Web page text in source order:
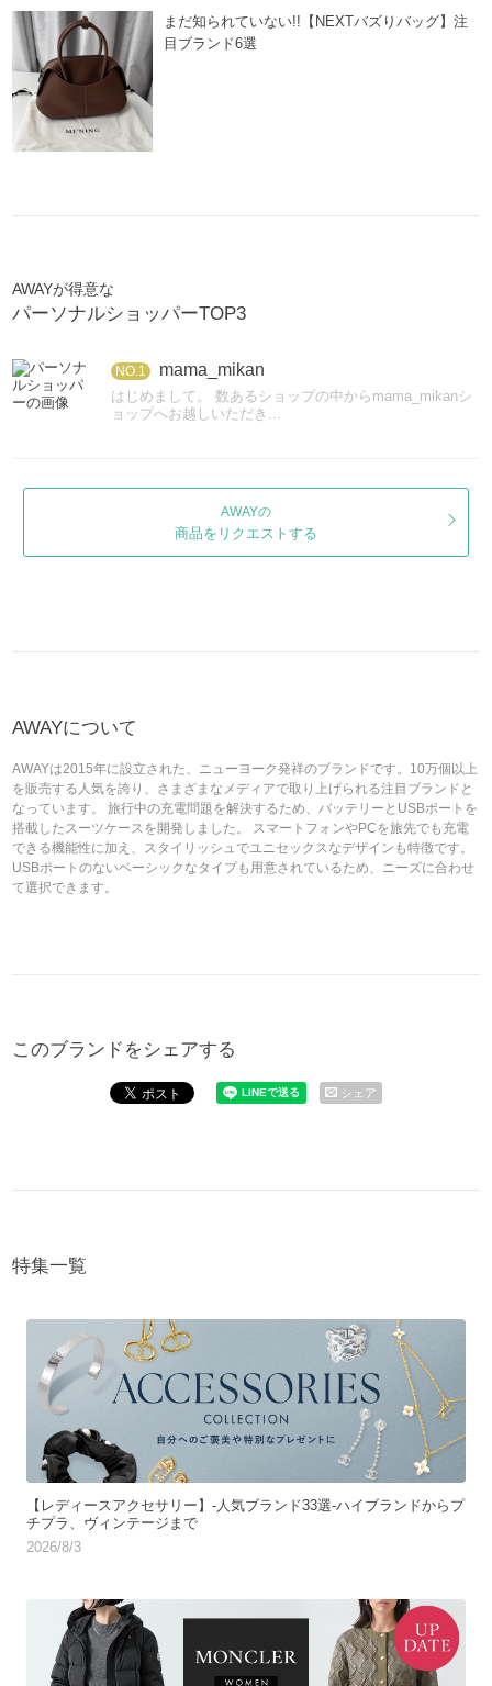
まだ知られていない!!【NEXTバズりバッグ】注
目ブランド6選
AWAYが得意な
パーソナルショッパーTOP3
NO.1 mama_mikan
はじめまして。 数あるショップの中からmama_mikanシ
ョップへお越しいただき...
AWAYの
商品をリクエストする
AWAYについて
AWAYは2015年に設立された、ニューヨーク発祥のブランドです。10万個以上
を販売する人気を誇り、さまざまなメディアで取り上げられる注目ブランドと
なっています。 旅行中の充電問題を解決するため、バッテリーとUSBポートを
搭載したスーツケースを開発しました。 スマートフォンやPCを旅先でも充電
できる機能性に加え、スタイリッシュでユニセックスなデザインも特徴です。
USBポートのないベーシックなタイプも用意されているため、ニーズに合わせ
て選択できます。
このブランドをシェアする
シェア
特集一覧
【レディースアクセサリー】-人気ブランド33選-ハイブランドからプ
チプラ、ヴィンテージまで
2026/8/3